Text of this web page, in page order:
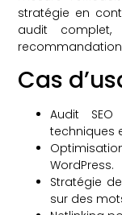
stratégie en
audit
Cas
Audit
techniques
WordPress.
Stratégie
sur des